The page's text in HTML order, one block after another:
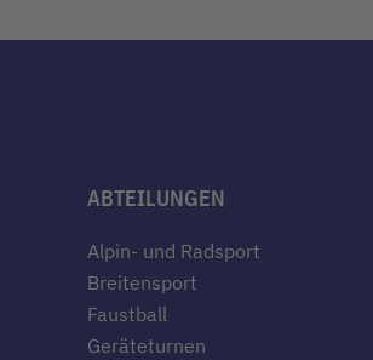
ABTEILUNGEN
Alpin- und Radsport
Breitensport
Faustball
Geräteturnen